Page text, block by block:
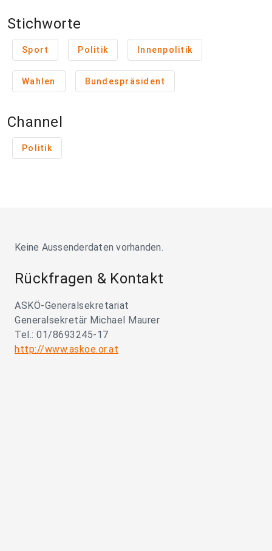
Stichworte
Sport Politik Innenpolitik
Wahlen Bundespräsident
Channel
Politik
Keine Aussenderdaten vorhanden.
Rückfragen & Kontakt
ASKÖ-Generalsekretariat
Generalsekretär Michael Maurer
Tel.: 01/8693245-17
http://www.askoe.or.at